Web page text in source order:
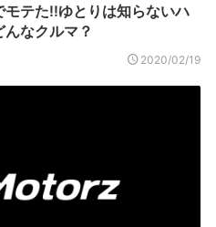
モテた!!ゆとりは知らないハ
なクルマ？
2020/02/19